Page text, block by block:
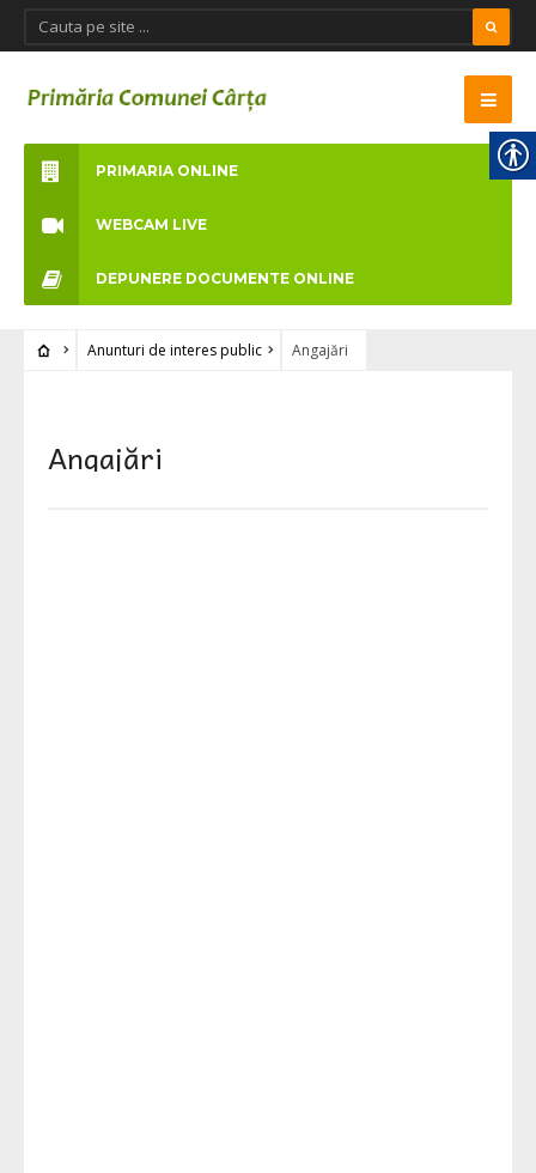
PRIMARIA ONLINE
WEBCAM LIVE
DEPUNERE DOCUMENTE ONLINE
Anunturi de interes public Angajări
Angajări